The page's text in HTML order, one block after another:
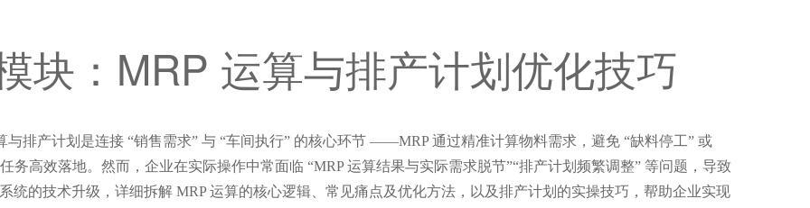
块：MRP 运算与排产计划优化技巧
与排产计划是连接 “销售需求” 与 “车间执行” 的核心环节 ——MRP 通过精准计算物料需求，避免 “缺料停工” 或
务高效落地。然而，企业在实际操作中常面临 “MRP 运算结果与实际需求脱节”“排产计划频繁调整” 等问题，导致
统的技术升级，详细拆解 MRP 运算的核心逻辑、常见痛点及优化方法，以及排产计划的实操技巧，帮助企业实现